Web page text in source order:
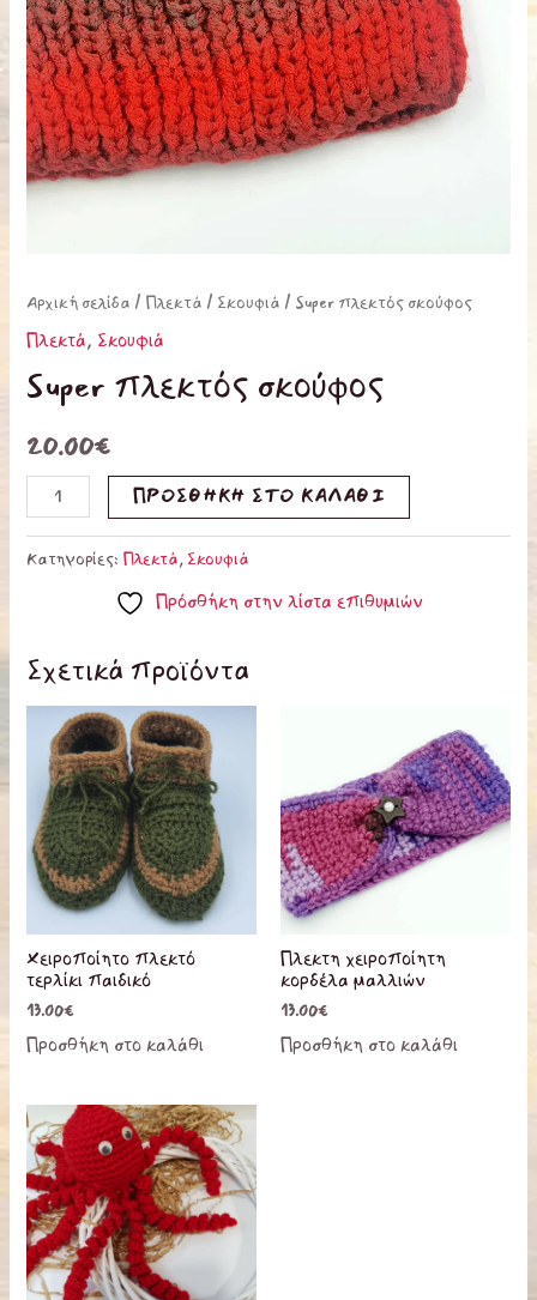
Αρχική σελίδα / Πλεκτά / Σκουφιά / Super πλεκτός σκούφος
Πλεκτά, Σκουφιά
Super πλεκτός σκούφος
20.00€
ΠΡΟΣΘΉΚΗ ΣΤΟ ΚΑΛΆΘΙ
Κατηγορίες: Πλεκτά,Σκουφιά
Πρόσθήκη στην λίστα επιθυμιών
Σχετικά προϊόντα
Χειροποίητο πλεκτό
τερλίκι παιδικό
13.00€
Προσθήκη στο καλάθι
Πλεκτη χειροποίητη
κορδέλα μαλλιών
13.00€
Προσθήκη στο καλάθι
το
προϊόν
έχει